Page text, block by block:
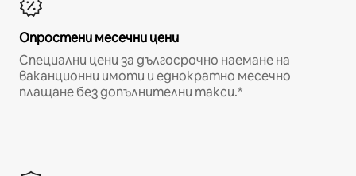
Опростени месечни цени
Специални цени за дългосрочно наемане на
ваканционни имоти и еднократно месечно
плащане без допълнителни такси.*